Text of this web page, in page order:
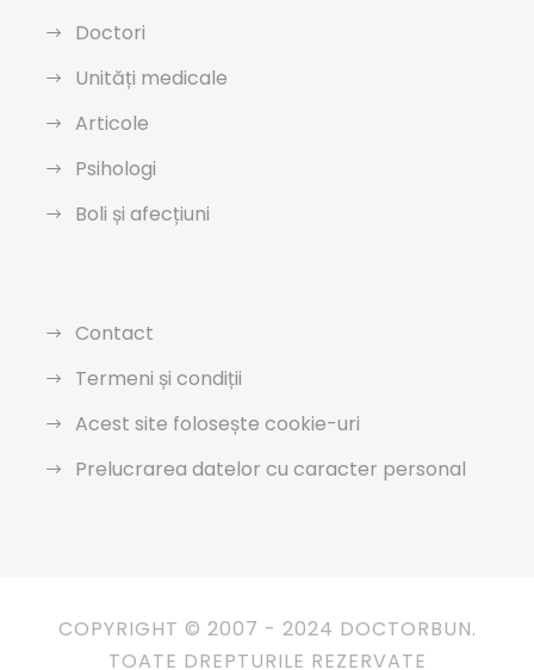
Doctori
Unități medicale
Articole
Psihologi
Boli și afecțiuni
Contact
Termeni și condiții
Acest site folosește cookie-uri
Prelucrarea datelor cu caracter personal
COPYRIGHT © 2007 - 2024 DOCTORBUN.
TOATE DREPTURILE REZERVATE